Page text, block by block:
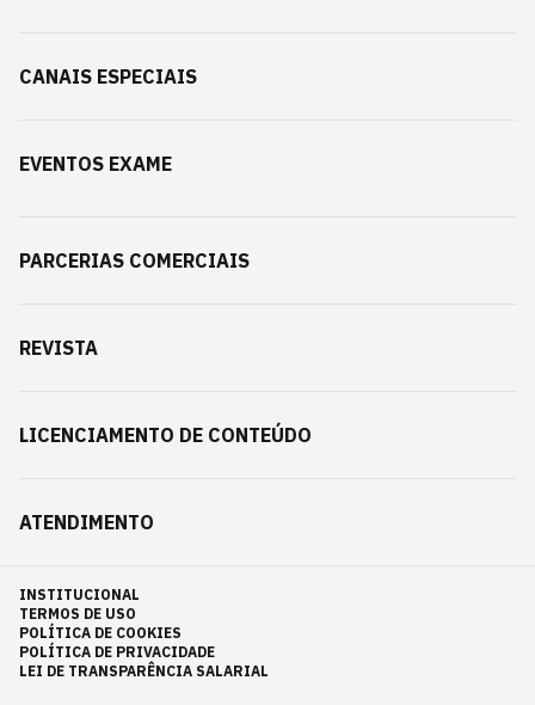
CANAIS ESPECIAIS
EVENTOS EXAME
PARCERIAS COMERCIAIS
REVISTA
LICENCIAMENTO DE CONTEÚDO
ATENDIMENTO
INSTITUCIONAL
TERMOS DE USO
POLÍTICA DE COOKIES
POLÍTICA DE PRIVACIDADE
LEI DE TRANSPARÊNCIA SALARIAL